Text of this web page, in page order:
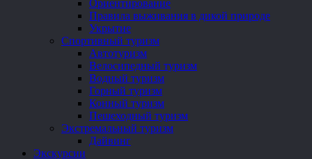
Ориентирование
Правила выживания в дикой природе
Укрытие
Спортивный туризм
Автотуризм
Велосипедный туризм
Водный туризм
Горный туризм
Конный туризм
Пешеходный туризм
Экстремальный туризм
Дайвинг
Экскурсии